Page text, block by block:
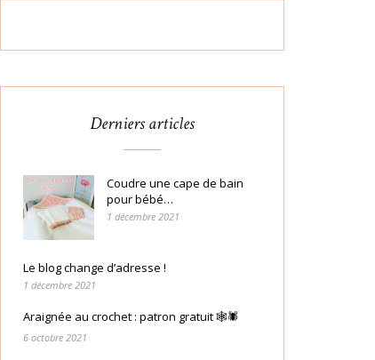
Derniers articles
Coudre une cape de bain
pour bébé…
1 décembre 2021
Le blog change d’adresse !
1 décembre 2021
Araignée au crochet : patron gratuit 🕸🕷
6 octobre 2021